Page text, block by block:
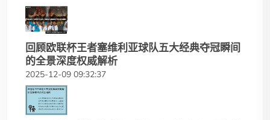
回顾欧联杯王者塞维利亚球队五大经典夺冠瞬间
的全景深度权威解析
2025-12-09 09:32:37